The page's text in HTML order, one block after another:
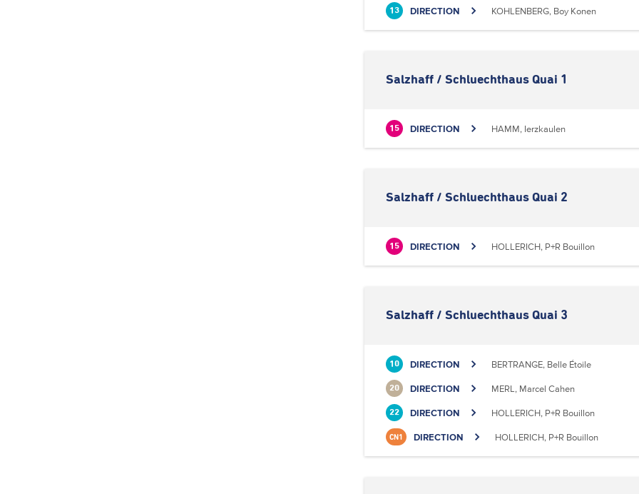
13 DIRECTION KOHLENBERG, Boy Konen
Salzhaff / Schluechthaus Quai 1
15 DIRECTION HAMM, Ierzkaulen
Salzhaff / Schluechthaus Quai 2
15 DIRECTION HOLLERICH, P+R Bouillon
Salzhaff / Schluechthaus Quai 3
10 DIRECTION BERTRANGE, Belle Étoile
20 DIRECTION MERL, Marcel Cahen
22 DIRECTION HOLLERICH, P+R Bouillon
CN1 DIRECTION HOLLERICH, P+R Bouillon